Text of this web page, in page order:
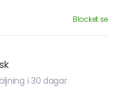
Blocket.se
i 30 dagar